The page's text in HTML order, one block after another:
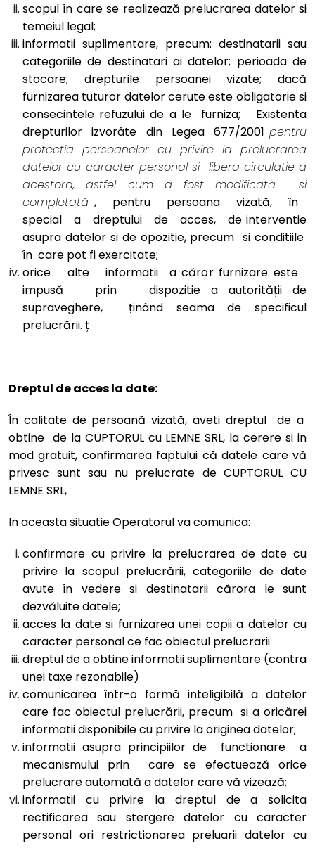
scopul în care se realizează prelucrarea datelor si
temeiul legal;
informatii suplimentare, precum: destinatarii sau
categoriile de destinatari ai datelor; perioada de
stocare; drepturile persoanei vizate; dacă
furnizarea tuturor datelor cerute este obligatorie si
consecintele refuzului de a le furniza; Existenta
drepturilor izvorâte din Legea 677/2001 pentru
protectia persoanelor cu privire la prelucrarea
datelor cu caracter personal si libera circulatie a
acestora, astfel cum a fost modificată si
completată , pentru persoana vizată, în
special a dreptului de acces, de interventie
asupra datelor si de opozitie, precum si conditiile
în care pot fi exercitate;
orice alte informatii a căror furnizare este
impusă prin dispozitie a autorității de
supraveghere, ținând seama de specificul
prelucrării. ț
Dreptul de acces la date:
În calitate de persoană vizată, aveti dreptul de a
obtine de la CUPTORUL cu LEMNE SRL, la cerere si in
mod gratuit, confirmarea faptului că datele care vă
privesc sunt sau nu prelucrate de CUPTORUL CU
LEMNE SRL,
In aceasta situatie Operatorul va comunica:
confirmare cu privire la prelucrarea de date cu
privire la scopul prelucrării, categoriile de date
avute în vedere si destinatarii cărora le sunt
dezvăluite datele;
acces la date si furnizarea unei copii a datelor cu
caracter personal ce fac obiectul prelucrarii
dreptul de a obtine informatii suplimentare (contra
unei taxe rezonabile)
comunicarea într-o formă inteligibilă a datelor
care fac obiectul prelucrării, precum si a oricărei
informatii disponibile cu privire la originea datelor;
informatii asupra principiilor de functionare a
mecanismului prin care se efectuează orice
prelucrare automată a datelor care vă vizează;
informatii cu privire la dreptul de a solicita
rectificarea sau stergere datelor cu caracter
personal ori restrictionarea preluarii datelor cu